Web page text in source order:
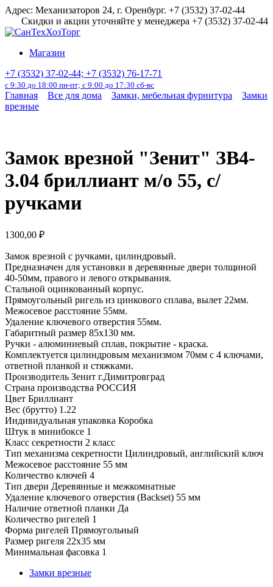
Перейти
содержанию
Адрес: Механизаторов 24, г. Оренбург. +7 (3532) 37-02-44
Скидки и акции уточняйте у менеджера +7 (3532) 37-02-44
Магазин
+7 (3532) 37-02-44; +7 (3532) 76-17-71
с 9:30 до 18:00 пн-пт; с 9:00 до 17:30 сб-вс
Главная Все для дома Замки, мебельная фурнитура
Замки
врезные
Замок врезной "Зенит" ЗВ4-
3.04 бриллиант м/о 55, с/
ручками
1300,00 ₽
Замок врезной с ручками, цилиндровый.
Предназначен для установки в деревянные двери толщиной
40-50мм, правого и левого открывания.
Стальной оцинкованный корпус.
Прямоугольный ригель из цинкового сплава, вылет 22мм.
Межосевое расстояние 55мм.
Удаление ключевого отверстия 55мм.
Габаритный размер 85х130 мм.
Ручки - алюминиевый сплав, покрытие - краска.
Комплектуется цилиндровым механизмом 70мм с 4 ключами,
ответной планкой и стяжками.
Производитель Зенит г.Димитровград
Страна производства РОССИЯ
Цвет Бриллиант
Вес (брутто) 1.22
Индивидуальная упаковка Коробка
Штук в минибоксе 1
Класс секретности 2 класс
Тип механизма секретности Цилиндровый, английский ключ
Межосевое расстояние 55 мм
Количество ключей 4
Тип двери Деревянные и межкомнатные
Удаление ключевого отверстия (Backset) 55 мм
Наличие ответной планки Да
Количество ригелей 1
Форма ригелей Прямоугольный
Размер ригеля 22х35 мм
Минимальная фасовка 1
Замки врезные